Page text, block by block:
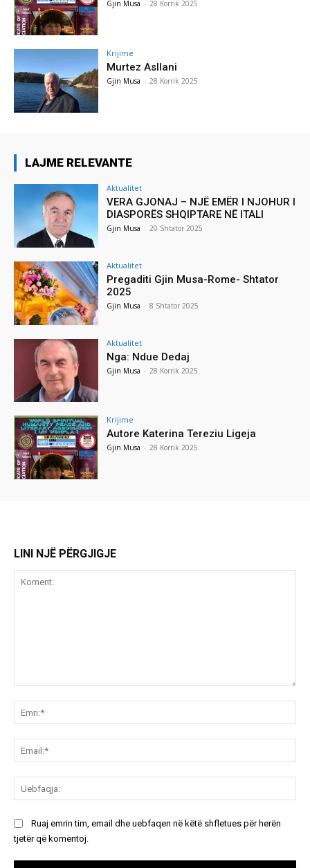
Gjin Musa - 28 Korrik 2025
Krijime
Murtez Asllani
Gjin Musa - 28 Korrik 2025
LAJME RELEVANTE
Aktualitet
VERA GJONAJ – NJË EMËR I NJOHUR I
DIASPORËS SHQIPTARE NË ITALI
Gjin Musa - 20 Shtator 2025
Aktualitet
Pregaditi Gjin Musa-Rome- Shtator
2025
Gjin Musa - 8 Shtator 2025
Aktualitet
Nga: Ndue Dedaj
Gjin Musa - 28 Korrik 2025
Krijime
Autore Katerina Tereziu Ligeja
Gjin Musa - 28 Korrik 2025
LINI NJË PËRGJIGJE
Ruaj emrin tim, email dhe uebfaqen në këtë shfletues për herën
tjetër që komentoj.